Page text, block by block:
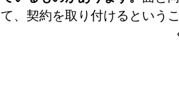
、契約を取り付けるという